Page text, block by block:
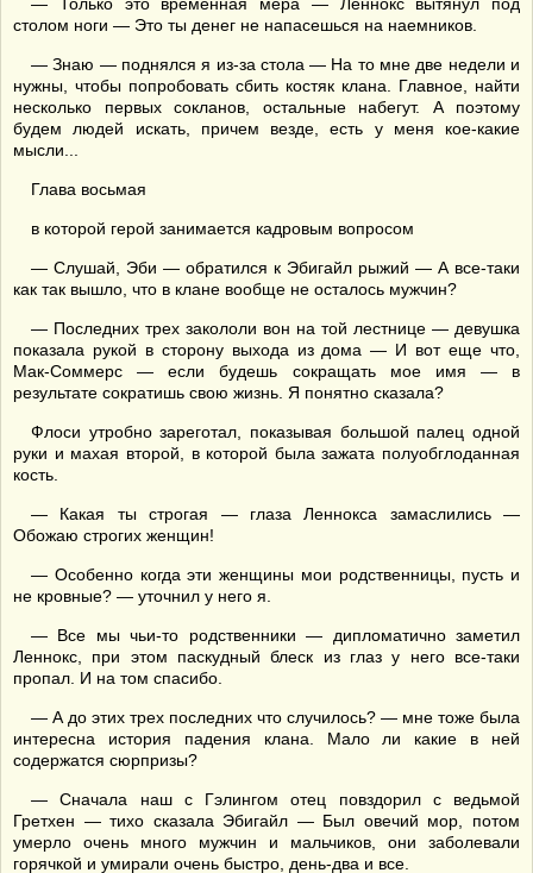
столом ноги — Это ты денег не напасешься на наемников.
— Знаю — поднялся я из-за стола — На то мне две недели и
нужны, чтобы попробовать сбить костяк клана. Главное, найти
несколько первых сокланов, остальные набегут. А поэтому
будем людей искать, причем везде, есть у меня кое-какие
мысли...
Глава восьмая
в которой герой занимается кадровым вопросом
— Слушай, Эби — обратился к Эбигайл рыжий — А все-таки
как так вышло, что в клане вообще не осталось мужчин?
— Последних трех закололи вон на той лестнице — девушка
показала рукой в сторону выхода из дома — И вот еще что,
Мак-Соммерс — если будешь сокращать мое имя — в
результате сократишь свою жизнь. Я понятно сказала?
Флоси утробно зареготал, показывая большой палец одной
руки и махая второй, в которой была зажата полуобглоданная
кость.
— Какая ты строгая — глаза Леннокса замаслились —
Обожаю строгих женщин!
— Особенно когда эти женщины мои родственницы, пусть и
не кровные? — уточнил у него я.
— Все мы чьи-то родственники — дипломатично заметил
Леннокс, при этом паскудный блеск из глаз у него все-таки
пропал. И на том спасибо.
— А до этих трех последних что случилось? — мне тоже была
интересна история падения клана. Мало ли какие в ней
содержатся сюрпризы?
— Сначала наш с Гэлингом отец повздорил с ведьмой
Гретхен — тихо сказала Эбигайл — Был овечий мор, потом
умерло очень много мужчин и мальчиков, они заболевали
горячкой и умирали очень быстро, день-два и все.